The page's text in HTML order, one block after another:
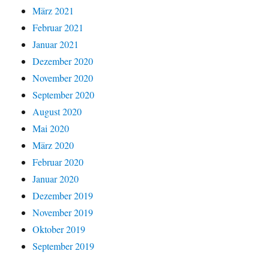
März 2021
Februar 2021
Januar 2021
Dezember 2020
November 2020
September 2020
August 2020
Mai 2020
März 2020
Februar 2020
Januar 2020
Dezember 2019
November 2019
Oktober 2019
September 2019